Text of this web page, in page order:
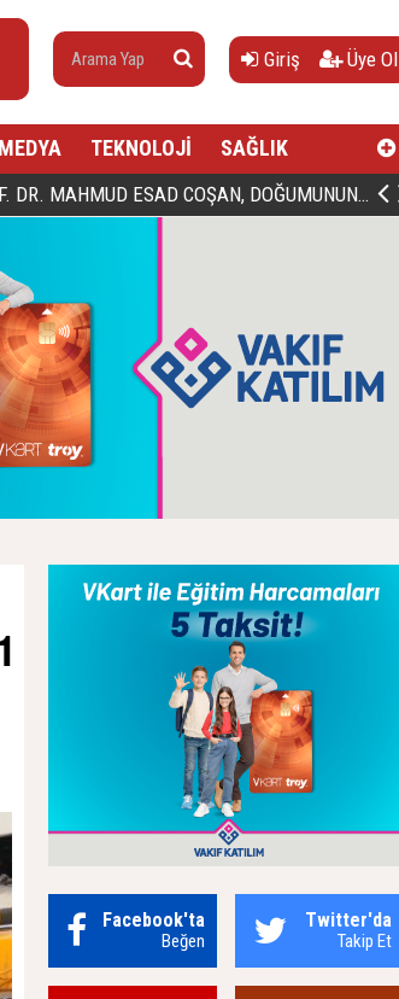
Giriş Üye Ol
MEDYA TEKNOLOJİ SAĞLIK
MAHMUD ESAD COŞAN, DOĞUMUNUN HİCRÎ 91. YILINDA ELAZIĞ'DA YÂD EDİLECEK
Facebook'ta
Beğen
Twitter'da
Takip Et